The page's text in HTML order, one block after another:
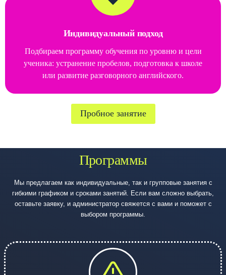
Индивидуальный подход
Подбираем программу обучения по уровню и цели
ученика: устранение пробелов, подготовка к школе
или развитие разговорного английского.
Пробное занятие
Программы
Мы предлагаем как индивидуальные, так и групповые занятия с
гибкими графиком и сроками занятий. Если вам сложно выбрать,
оставьте заявку, и администратор свяжется с вами и поможет с
выбором программы.